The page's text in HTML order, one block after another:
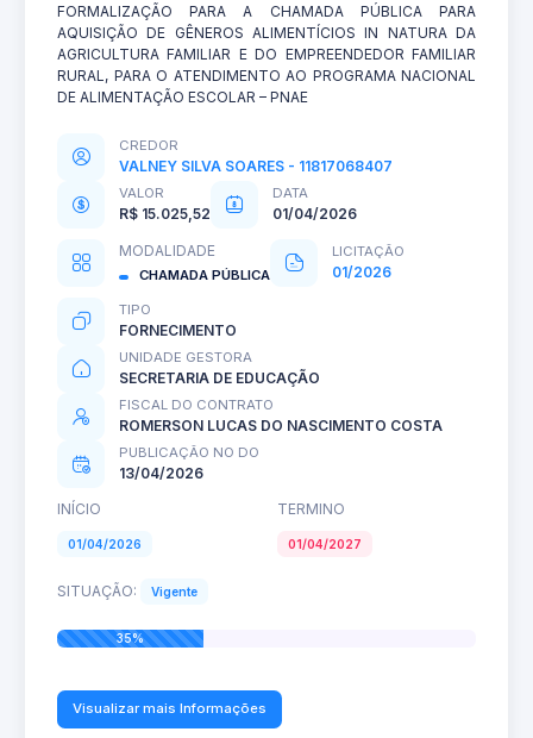
FORMALIZAÇÃO PARA A CHAMADA PÚBLICA PARA
AQUISIÇÃO DE GÊNEROS ALIMENTÍCIOS IN NATURA DA
AGRICULTURA FAMILIAR E DO EMPREENDEDOR FAMILIAR
RURAL, PARA O ATENDIMENTO AO PROGRAMA NACIONAL
DE ALIMENTAÇÃO ESCOLAR – PNAE
CREDOR
VALNEY SILVA SOARES - 11817068407
VALOR
R$ 15.025,52
DATA
01/04/2026
MODALIDADE
CHAMADA PÚBLICA
LICITAÇÃO
01/2026
TIPO
FORNECIMENTO
UNIDADE GESTORA
SECRETARIA DE EDUCAÇÃO
FISCAL DO CONTRATO
ROMERSON LUCAS DO NASCIMENTO COSTA
PUBLICAÇÃO NO DO
13/04/2026
INÍCIO
TERMINO
01/04/2026 01/04/2027
SITUAÇÃO: Vigente
35%
Visualizar mais Informações